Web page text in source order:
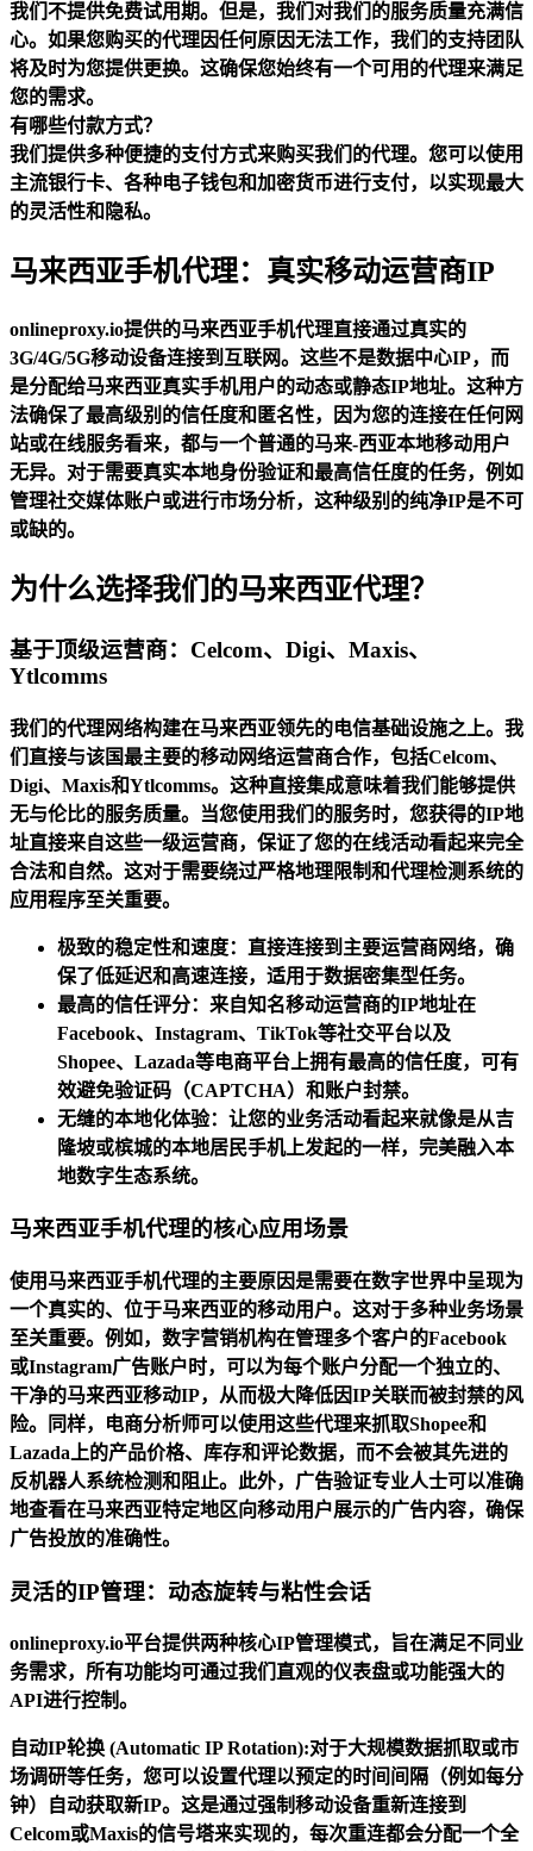
我们不提供免费试用期。但是，我们对我们的服务质量充满信
心。如果您购买的代理因任何原因无法工作，我们的支持团队
将及时为您提供更换。这确保您始终有一个可用的代理来满足
您的需求。
有哪些付款方式？
我们提供多种便捷的支付方式来购买我们的代理。您可以使用
主流银行卡、各种电子钱包和加密货币进行支付，以实现最大
的灵活性和隐私。
马来西亚手机代理：真实移动运营商IP
onlineproxy.io提供的马来西亚手机代理直接通过真实的
3G/4G/5G移动设备连接到互联网。这些不是数据中心IP，而
是分配给马来西亚真实手机用户的动态或静态IP地址。这种方
法确保了最高级别的信任度和匿名性，因为您的连接在任何网
站或在线服务看来，都与一个普通的马来-西亚本地移动用户
无异。对于需要真实本地身份验证和最高信任度的任务，例如
管理社交媒体账户或进行市场分析，这种级别的纯净IP是不可
或缺的。
为什么选择我们的马来西亚代理？
基于顶级运营商：Celcom、Digi、Maxis、
Ytlcomms
我们的代理网络构建在马来西亚领先的电信基础设施之上。我
们直接与该国最主要的移动网络运营商合作，包括Celcom、
Digi、Maxis和Ytlcomms。这种直接集成意味着我们能够提供
无与伦比的服务质量。当您使用我们的服务时，您获得的IP地
址直接来自这些一级运营商，保证了您的在线活动看起来完全
合法和自然。这对于需要绕过严格地理限制和代理检测系统的
应用程序至关重要。
极致的稳定性和速度： 直接连接到主要运营商网络，确
保了低延迟和高速连接，适用于数据密集型任务。
最高的信任评分： 来自知名移动运营商的IP地址在
Facebook、Instagram、TikTok等社交平台以及
Shopee、Lazada等电商平台上拥有最高的信任度，可有
效避免验证码（CAPTCHA）和账户封禁。
无缝的本地化体验： 让您的业务活动看起来就像是从吉
隆坡或槟城的本地居民手机上发起的一样，完美融入本
地数字生态系统。
马来西亚手机代理的核心应用场景
使用 马来西亚手机代理的主要原因是需要在数字世界中呈现为
一个真实的、位于马来西亚的移动用户。这对于多种业务场景
至关重要。例如，数字营销机构在管理多个客户的Facebook
或Instagram广告账户时，可以为每个账户分配一个独立的、
干净的马来西亚移动IP，从而极大降低因IP关联而被封禁的风
险。同样，电商分析师可以使用这些代理来抓取Shopee和
Lazada上的产品价格、库存和评论数据，而不会被其先进的
反机器人系统检测和阻止。此外，广告验证专业人士可以准确
地查看在马来西亚特定地区向移动用户展示的广告内容，确保
广告投放的准确性。
灵活的IP管理：动态旋转与粘性会话
onlineproxy.io平台提供两种核心IP管理模式，旨在满足不同业
务需求，所有功能均可通过我们直观的仪表盘或功能强大的
API进行控制。
自动IP轮换 (Automatic IP Rotation):对于大规模数据抓取或市
场调研等任务，您可以设置代理以预定的时间间隔（例如每分
钟）自动获取新IP。这是通过强制移动设备重新连接到
Celcom或Maxis的信号塔来实现的，每次重连都会分配一个全